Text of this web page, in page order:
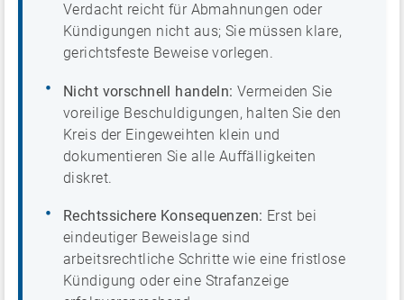
Verdacht reicht für Abmahnungen oder
Kündigungen nicht aus; Sie müssen klare,
gerichtsfeste Beweise vorlegen.
Nicht vorschnell handeln: Vermeiden Sie
voreilige Beschuldigungen, halten Sie den
Kreis der Eingeweihten klein und
dokumentieren Sie alle Auffälligkeiten
diskret.
Rechtssichere Konsequenzen: Erst bei
eindeutiger Beweislage sind
arbeitsrechtliche Schritte wie eine fristlose
Kündigung oder eine Strafanzeige